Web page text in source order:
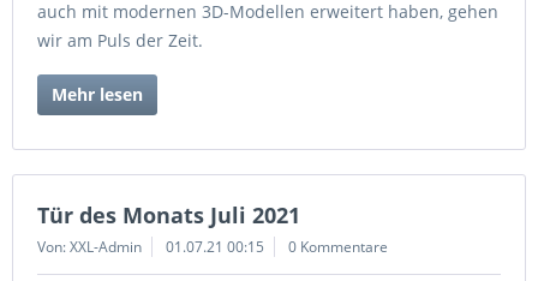
auch mit modernen 3D-Modellen erweitert haben, gehen
wir am Puls der Zeit.
Mehr lesen
Tür des Monats Juli 2021
Von: XXL-Admin 01.07.21 00:15 0 Kommentare